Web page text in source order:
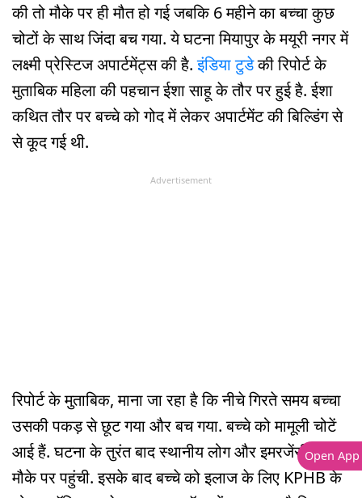
की तो मौके पर ही मौत हो गई जबकि 6 महीने का बच्चा कुछ
चोटों के साथ जिंदा बच गया. ये घटना मियापुर के मयूरी नगर में
लक्ष्मी प्रेस्टिज अपार्टमेंट्स की है.इंडिया टुडेकी रिपोर्ट के
मुताबिक महिला की पहचान ईशा साहू के तौर पर हुई है. ईशा
कथित तौर पर बच्चे को गोद में लेकर अपार्टमेंट की बिल्डिंग से
से कूद गई थी.
Advertisement
रिपोर्ट के मुताबिक, माना जा रहा है कि नीचे गिरते समय बच्चा
उसकी पकड़ से छूट गया और बच गया. बच्चे को मामूली चोटें
आई हैं. घटना के तुरंत बाद स्थानीय लोग और इमरजेंसी सर्विस
मौके पर पहुंची. इसके बाद बच्चे को इलाज के लिए KPHB के
Open App